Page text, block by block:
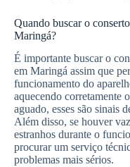
Quando buscar o
Maringá?
É importante buscar o
em Maringá assim que
funcionamento do
aquecendo corretamente
aguado, esses são sinais
Além disso, se houver
estranhos durante o
procurar um serviço
problemas mais sérios.